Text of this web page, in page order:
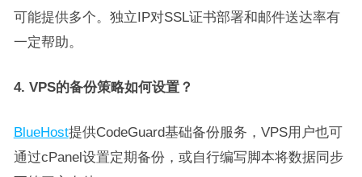
可能提供多个。独立IP对SSL证书部署和邮件送达率有
一定帮助。
4. VPS的备份策略如何设置？
BlueHost提供CodeGuard基础备份服务，VPS用户也可
通过cPanel设置定期备份，或自行编写脚本将数据同步